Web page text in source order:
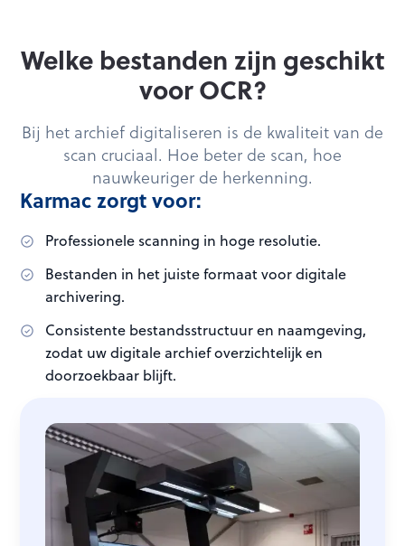
Welke bestanden zijn geschikt
voor OCR?
Bij het archief digitaliseren is de kwaliteit van de
scan cruciaal. Hoe beter de scan, hoe
nauwkeuriger de herkenning.
Karmac zorgt voor:
Professionele scanning in hoge resolutie.
Bestanden in het juiste formaat voor digitale
archivering.
Consistente bestandsstructuur en naamgeving,
zodat uw digitale archief overzichtelijk en
doorzoekbaar blijft.